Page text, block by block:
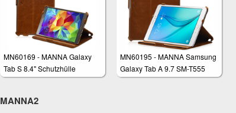
MN60169 - MANNA Galaxy
Tab S 8.4" Schutzhülle
MN60195 - MANNA Samsung
Galaxy Tab A 9.7 SM-T555
Schutzhülle
MANNA2